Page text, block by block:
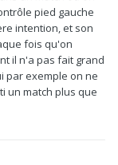
pied gauche
intention, et son
fois qu'on
il n'a pas fait grand
par exemple on ne
un match plus que